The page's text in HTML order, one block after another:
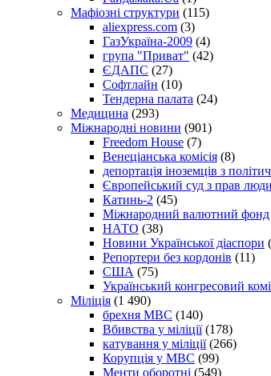
Мафіозні структури (115)
aliexpress.com (3)
ГазУкраїна-2009 (4)
група "Приват" (42)
ЄДАПС (27)
Софтлайн (10)
Тендерна палата (24)
Медицина (293)
Міжнародні новини (901)
Freedom House (7)
Венеціанська комісія (8)
депортація іноземців з
Європейський суд з прав
Катинь-2 (45)
Міжнародний валютний фонд
НАТО (38)
Новини Української діаспори
Репортери без кордонів (11)
США (75)
Український конгресовий
Міліція (1 490)
брехня МВС (140)
Вбивства у міліції(178)
катування у міліції(266)
Корупція у МВС (99)
Менти оборотні (549)